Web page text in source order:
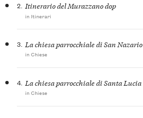
2. Itinerario del Murazzano dop
in Itinerari
3. La chiesa parrocchiale di San Nazario
in Chiese
4. La chiesa parrocchiale di Santa Lucia
in Chiese